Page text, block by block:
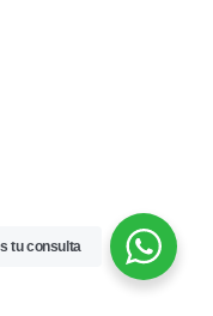
tu consulta